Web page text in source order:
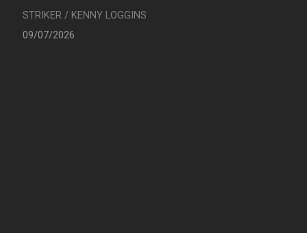
STRIKER / KENNY LOGGINS
09/07/2026